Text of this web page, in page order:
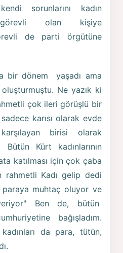
sorunlarını kadın
görevli olan kişiye
de parti örgütüne
bir dönem yaşadı ama
Ne yazık ki
çok ileri görüşlü bir
karısı olarak evde
birisi olarak
Kürt kadınlarının
katılması için çok çaba
rahmetli Kadı gelip dedi
paraya muhtaç oluyor ve
Ben de, bütün
bağışladım.
da para, tütün,